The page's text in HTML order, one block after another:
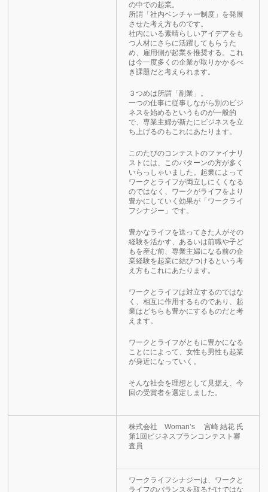
の中での起業。
所謂「社内ベンチャー制度」を発展
させた考え方ものです。
社内にいる素晴らしいアイデアをも
つ人材にさらに活躍してもらうた
め、雇用側が起業を推奨する。これ
は今一度多くの企業が取りかかるべ
き課題だと考えられます。
３つめは所謂「副業」。
一つの仕事に従事しながら別のビジ
ネスを始めるというものが一般的
で、専業主婦が新たにビジネスを立
ち上げるのもこれにあたります。
このたびのコンテストのファイナリ
ストには、このパターンの方が多く
いらっしゃいました。起業によって
ワークとライフが両立しにくくなる
のではなく、ワークがライフをより
豊かにしていく効果が「ワークライ
フシナジー」です。
豊かなライフを送ってきた人がその
経験を活かす、あるいは前職や子ど
もを産む前、専業主婦になる前の企
業経験を起業に結びつけるという考
え方もこれにあたります。
ワークとライフは対立するのではな
く、相互に作用するものであり、起
業はどちらも豊かにするものだと考
えます。
ワークとライフがともに豊かになる
ことにによって、女性も男性も起業
が身近になっていく。
そんな社会を理想として見据え、今
回の受賞者を選定しました。
株式会社 Woman’s 宮崎 結花 氏
第1回ビジネスプランコンテスト審
査員
ワークライフシナジーは、ワークと
ライフのバランスを取るだけではな